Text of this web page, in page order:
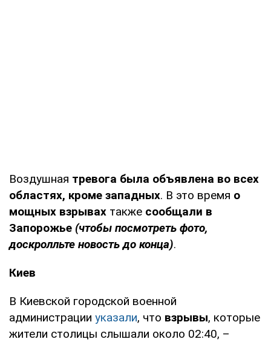
Воздушная тревога была объявлена во всех
областях, кроме западных. В это время о
мощных взрывах также сообщали в
Запорожье (чтобы посмотреть фото,
доскролльте новость до конца).
Киев
В Киевской городской военной
администрации указали, что взрывы, которые
жители столицы слышали около 02:40, –